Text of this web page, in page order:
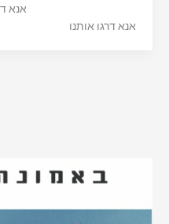
אנא
אנא דרגו אותנו